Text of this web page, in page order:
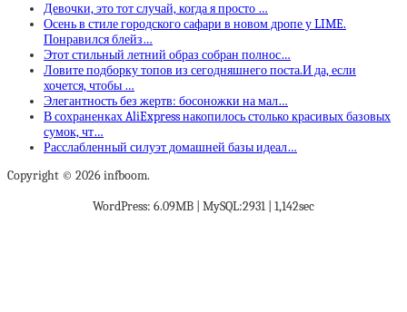
Девочки, это тот случай, когда я просто …
Осень в стиле городского сафари в новом дропе у LIME.
Понравился блейз…
Этот стильный летний образ собран полнос…
Ловите подборку топов из сегодняшнего поста.И да, если
хочется, чтобы …
Элегантность без жертв: босоножки на мал…
В сохраненках AliExpress накопилось столько красивых базовых
сумок, чт…
Расслабленный силуэт домашней базы идеал…
Copyright © 2026 infboom.
WordPress: 6.09MB | MySQL:2931 | 1,142sec